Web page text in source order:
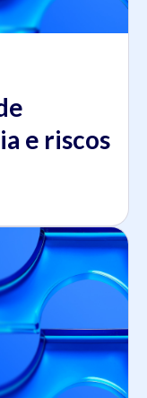
e riscos